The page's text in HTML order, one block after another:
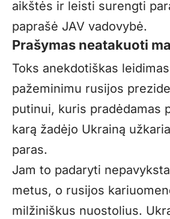
aikštės ir leisti surengti
paprašė JAV vadovybė.
Prašymas neatakuoti
Toks anekdotiškas
pažeminimu rusijos
putinui, kuris pradėdamas
karą žadėjo Ukrainą
paras.
Jam to padaryti
metus, o rusijos
milžiniškus nuostolius.